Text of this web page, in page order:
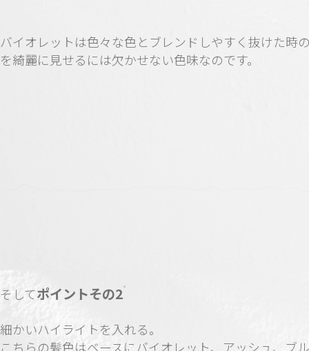
バイオレットは色々な色とブレンドしやすく抜けた時
を綺麗に見せるには欠かせない色味なのです。
そしてポイントその2
細かいハイライトを入れる。
こちらの髪色はベースにバイオレット、アッシュ、ブ